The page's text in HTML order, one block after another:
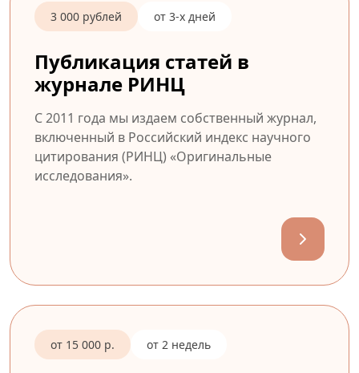
3 000 рублей от 3-х дней
Публикация статей в
журнале РИНЦ
С 2011 года мы издаем собственный журнал,
включенный в Российский индекс научного
цитирования (РИНЦ) «Оригинальные
исследования».
от 15 000 р. от 2 недель